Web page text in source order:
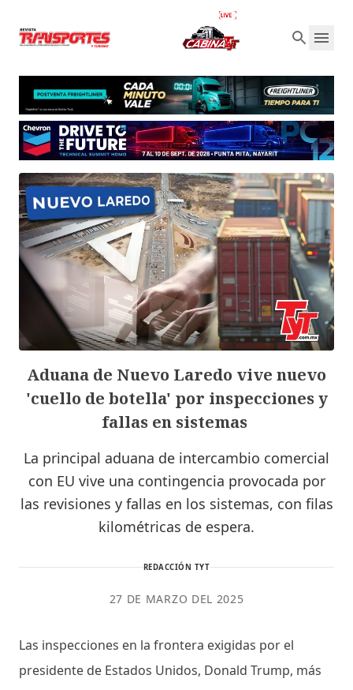
Aduana de Nuevo Laredo vive nuevo
'cuello de botella' por inspecciones y
fallas en sistemas
La principal aduana de intercambio comercial
con EU vive una contingencia provocada por
las revisiones y fallas en los sistemas, con filas
kilométricas de espera.
REDACCIÓN TYT
27 DE MARZO DEL 2025
Las inspecciones en la frontera exigidas por el
presidente de Estados Unidos, Donald Trump, más